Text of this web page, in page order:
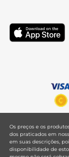
Os preços e os
dos praticados em
em suas descrições,
disponibilidade de